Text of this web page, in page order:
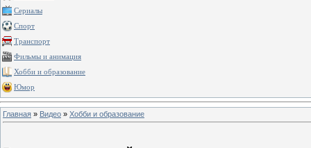
Сериалы
Спорт
Транспорт
Фильмы и анимация
Хобби и образование
Юмор
Главная » Видео » Хобби и образование